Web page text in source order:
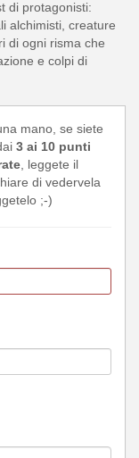
di protagonisti:
alchimisti, creature
di ogni risma che
e colpi di
mano, se siete
3 ai 10 punti
, leggete il
di vedervela
;-)